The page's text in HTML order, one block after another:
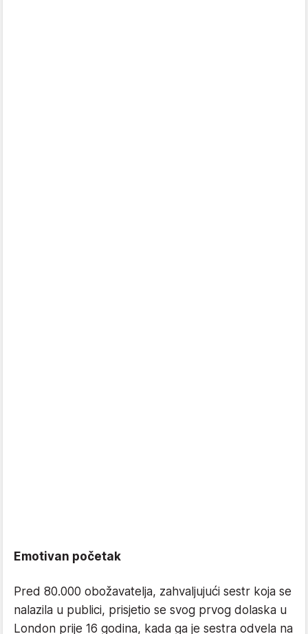
Emotivan početak
Pred 80.000 obožavatelja, zahvaljujući sestr koja se
nalazila u publici, prisjetio se svog prvog dolaska u
London prije 16 godina, kada ga je sestra odvela na